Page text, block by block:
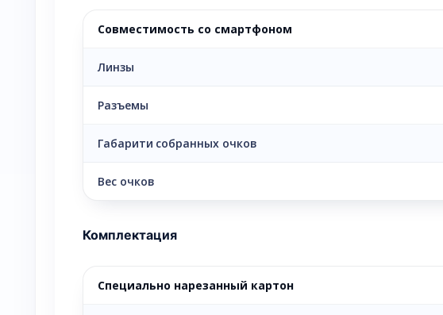
Совместимость со смартфоном
Линзы
Разъемы
Габарити собранных очков
Вес очков
Комплектация
Специально нарезанный картон